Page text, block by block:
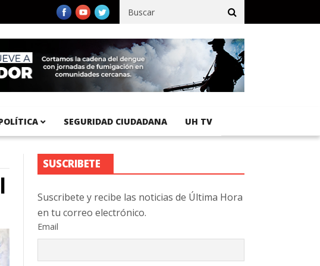
del Pacífico registra 92 % de avance en obras de terracería
SEGURIDAD CIUDADANA UH TV
SUSCRIBETE
Suscribete y recibe las noticias de Última Hora
en tu correo electrónico.
Email